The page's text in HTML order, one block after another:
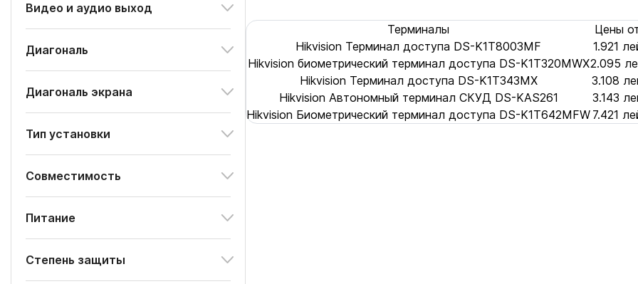
Видео и аудио выход
Диагональ
Диагональ экрана
Тип установки
Совместимость
Питание
Степень защиты
Терминалы
Цены
Hikvision Терминал доступа DS-K1T8003MF
1.921
Hikvision биометрический терминал доступа DS-K1T320MWX2.095
Hikvision Терминал доступа DS-K1T343MX
3.108
Hikvision Автономный терминал СКУД DS-KAS261
3.143
Hikvision Биометрический терминал доступа DS-K1T642MFW 7.421